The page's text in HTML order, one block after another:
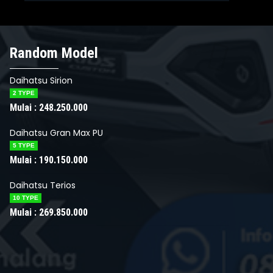
Ayla
:157.950.000
Random Model
Daihatsu Sirion
2 TYPE
Mulai : 248.250.000
Daihatsu Gran Max PU
5 TYPE
Mulai : 190.150.000
Daihatsu Terios
10 TYPE
Mulai : 269.850.000